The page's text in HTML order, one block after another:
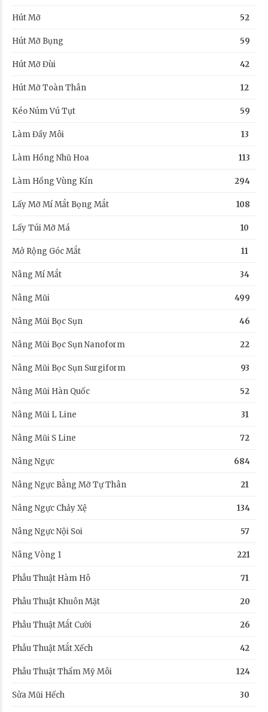
Hút Mỡ 52
Hút Mỡ Bụng 59
Hút Mỡ Đùi 42
Hút Mỡ Toàn Thân 12
Kéo Núm Vú Tụt 59
Làm Đầy Môi 13
Làm Hồng Nhũ Hoa 113
Làm Hồng Vùng Kín 294
Lấy Mỡ Mí Mắt Bọng Mắt 108
Lấy Túi Mỡ Má 10
Mở Rộng Góc Mắt 11
Nâng Mí Mắt 34
Nâng Mũi 499
Nâng Mũi Bọc Sụn 46
Nâng Mũi Bọc Sụn Nanoform 22
Nâng Mũi Bọc Sụn Surgiform 93
Nâng Mũi Hàn Quốc 52
Nâng Mũi L Line 31
Nâng Mũi S Line 72
Nâng Ngực 684
Nâng Ngực Bằng Mỡ Tự Thân 21
Nâng Ngực Chảy Xệ 134
Nâng Ngực Nội Soi 57
Nâng Vòng 1 221
Phẫu Thuật Hàm Hô 71
Phẫu Thuật Khuôn Mặt 20
Phẫu Thuật Mắt Cười 26
Phẫu Thuật Mắt Xếch 42
Phẫu Thuật Thẩm Mỹ Môi 124
Sửa Mũi Hếch 30